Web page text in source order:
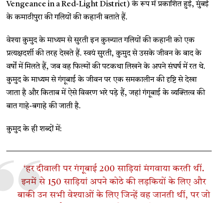
Vengeance in a Red-Light District) के रूप में प्रकाशित हुई, मुंबई
के कमाठीपुरा की गलियों की कहानी बताते हैं.
वेश्या कुमुद के माध्यम से सुरती इन कुख्यात गलियों की कहानी को एक
प्रत्यक्षदर्शी की तरह देखते हैं. स्वयं सुरती, कुमुद से उसके जीवन के बाद के
वर्षों में मिलते हैं, जब वह फिल्मों की पटकथा लिखने के अपने संघर्ष में रत थे.
कुमुद के माध्यम से गंगूबाई के जीवन पर एक समकालीन की दृष्टि से देखा
जाता है और किताब में ऐसे विवरण भरे पड़े हैं, जहां गंगूबाई के व्यक्तित्व की
बात गाहे-बगाहे की जाती है.
कुमुद के ही शब्दों में:
‘हर दीवाली पर गंगूबाई 200 साड़ियां मंगवाया करती थीं.
इनमें से 150 साड़ियां अपने कोठे की लड़कियों के लिए और
बाकी उन सभी वेश्याओं के लिए जिन्हें वह जानती थीं, पर जो